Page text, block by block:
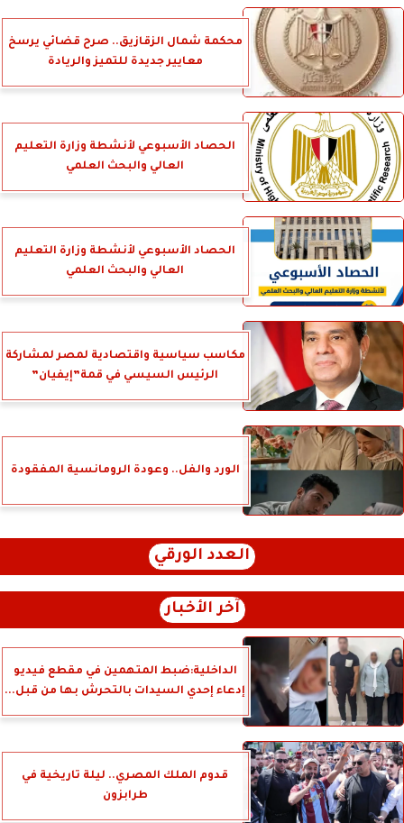
محكمة شمال الزقازيق.. صرح قضائي يرسخ
معايير جديدة للتميز والريادة
الحصاد الأسبوعي لأنشطة وزارة التعليم
العالي والبحث العلمي
الحصاد الأسبوعي لأنشطة وزارة التعليم
العالي والبحث العلمي
مكاسب سياسية واقتصادية لمصر لمشاركة
الرئيس السيسي في قمة”إيفيان”
الورد والفل.. وعودة الرومانسية المفقودة
العدد الورقي
آخر الأخبار
الداخلية:ضبط المتهمين في مقطع فيديو
إدعاء إحدي السيدات بالتحرش بها من قبل...
قدوم الملك المصري.. ليلة تاريخية في
طرابزون